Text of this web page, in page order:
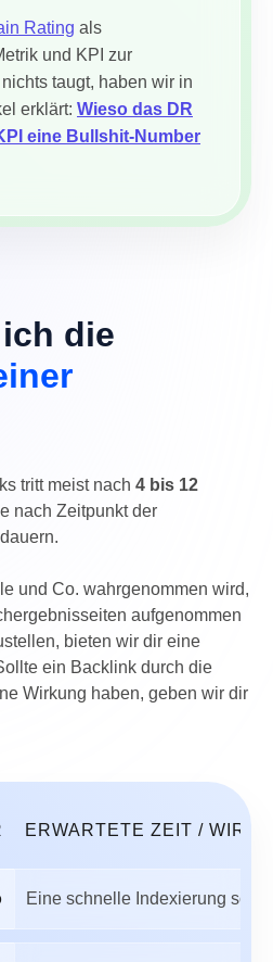
Rating als
und KPI zur
taugt, haben wir in
erklärt: Wieso das DR
eine Bullshit-Number
die
tritt meist nach 4 bis 12
nach Zeitpunkt der
und Co. wahrgenommen wird,
aufgenommen
bieten wir dir eine
ein Backlink durch die
Wirkung haben, geben wir dir
ERWARTETE ZEIT /
Eine schnelle Indexierung